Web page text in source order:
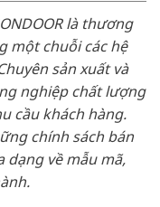
là thương
một chuỗi các hệ
sản xuất và
nghiệp chất lượng
cầu khách hàng.
chính sách bán
dạng về mẫu mã,